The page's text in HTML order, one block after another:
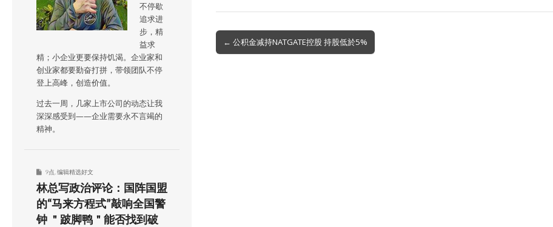
Post
navigation
← 公积金减持NATGATE控股 持股低於5%
不停歇
追求进
步，精
益求
精；小企业更要保持饥渴。企业家和
创业家都要勤奋打拼，带领团队不停
登上高峰，创造价值。
过去一周，几家上市公司的动态让我
深深感受到——企业需要永不言竭的
精神。
9点 编辑精选好文
林总写政治评论：国阵国盟
的“马来方程式”敲响全国警
钟 ＂跛脚鸭＂能否找到破